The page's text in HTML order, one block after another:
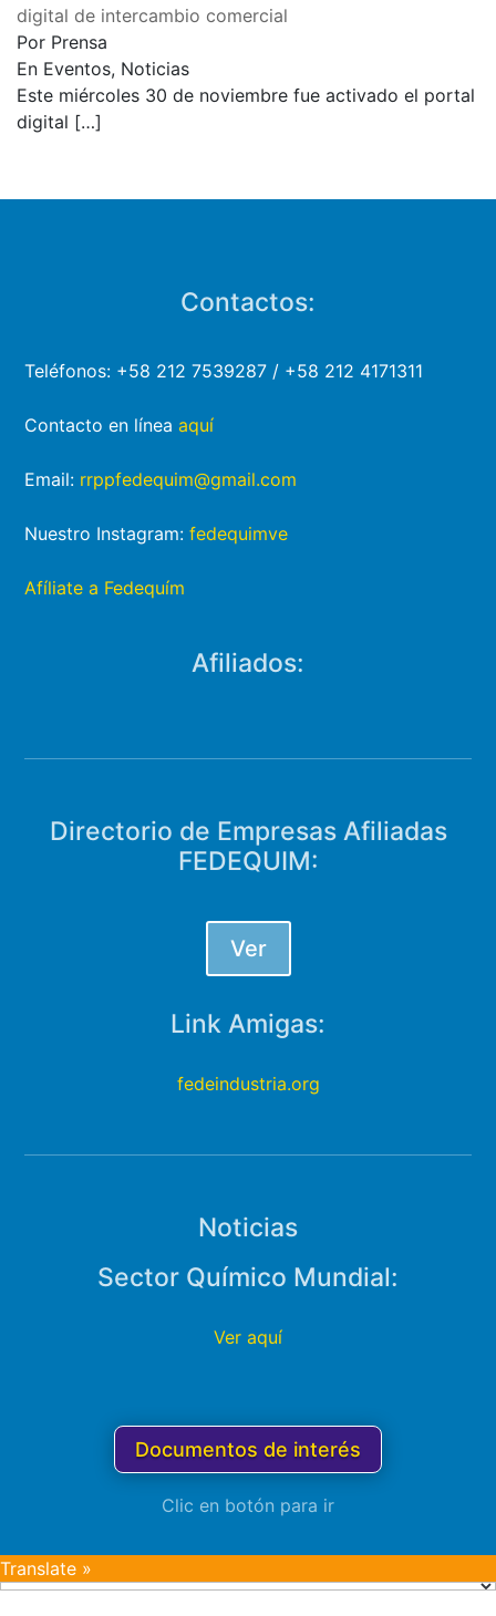
digital de intercambio comercial
Por Prensa
En Eventos, Noticias
Este miércoles 30 de noviembre fue activado el portal
digital […]
Contactos:
Teléfonos: +58 212 7539287 / +58 212 4171311
Contacto en líneaaquí
Email: rrppfedequim@gmail.com
Nuestro Instagram:fedequimve
Afíliate a Fedequím
Afiliados:
Directorio de Empresas Afiliadas
FEDEQUIM:
Ver
Link Amigas:
fedeindustria.org
Noticias
Sector Químico Mundial:
Ver aquí
Documentos de interés
Clic en botón para ir
Translate »